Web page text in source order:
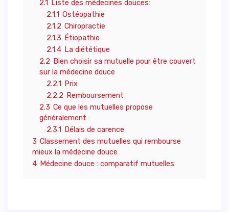
2.1 Liste des médecines douces:
2.1.1 Ostéopathie
2.1.2 Chiropractie
2.1.3 Étiopathie
2.1.4 La diététique
2.2 Bien choisir sa mutuelle pour être couvert
sur la médecine douce
2.2.1 Prix
2.2.2 Remboursement
2.3 Ce que les mutuelles propose
généralement :
2.3.1 Délais de carence
3 Classement des mutuelles qui rembourse
mieux la médecine douce
4 Médecine douce : comparatif mutuelles